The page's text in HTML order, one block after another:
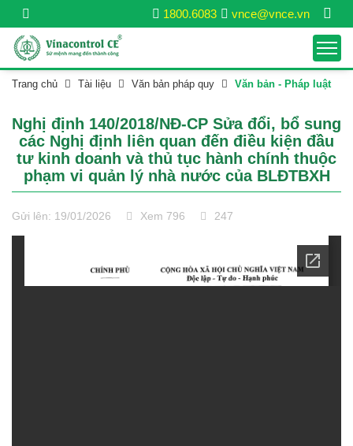
vnce@vnce.vn
1800.6083
Trang chủ Tài liệu Văn bản pháp quy Văn bản - Pháp luật
Nghị định 140/2018/NĐ-CP Sửa đổi, bổ sung
các Nghị định liên quan đến điều kiện đầu
tư kinh doanh và thủ tục hành chính thuộc
phạm vi quản lý nhà nước của BLĐTBXH
Gửi lên: 19/01/2026 Xem 796 247